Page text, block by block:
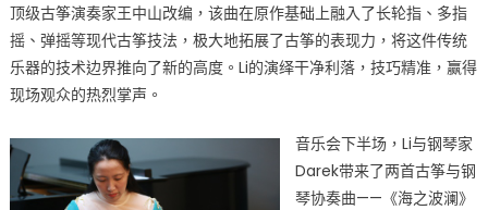
筝
与
钢
精
彩
顶级古筝演奏家王中山改编，该曲在原作基础上融入了长轮指、多指
摇、弹摇等现代古筝技法，极大地拓展了古筝的表现力，将这件传统
乐器的技术边界推向了新的高度。Li的演绎干净利落，技巧精准，赢得
现场观众的热烈掌声。
音乐会下半场，Li与钢琴家
Darek带来了两首古筝与钢
琴协奏曲——《海之波澜》